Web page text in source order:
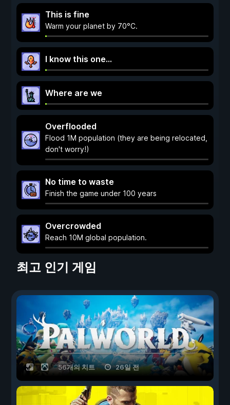
This is fine
Warm your planet by 70°C.
I know this one...
Where are we
Overflooded
Flood 1M population (they are being relocated,
don't worry!)
No time to waste
Finish the game under 100 years
Overcrowded
Reach 10M global population.
최고 인기 게임
56개의 치트 26일 전